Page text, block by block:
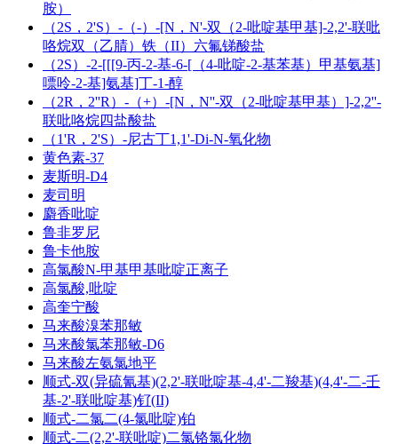
胺）
（2S，2'S）-（-）-[N，N'-双（2-吡啶基甲基]-2,2'-联吡
咯烷双（乙腈）铁（II）六氟锑酸盐
（2S）-2-[[[9-丙-2-基-6-[（4-吡啶-2-基苯基）甲基氨基]
嘌呤-2-基]氨基]丁-1-醇
（2R，2''R）-（+）-[N，N''-双（2-吡啶基甲基）]-2,2''-
联吡咯烷四盐酸盐
（1'R，2'S）-尼古丁1,1'-Di-N-氧化物
黄色素-37
麦斯明-D4
麦司明
麝香吡啶
鲁非罗尼
鲁卡他胺
高氯酸N-甲基甲基吡啶正离子
高氯酸,吡啶
高奎宁酸
马来酸溴苯那敏
马来酸氯苯那敏-D6
马来酸左氨氯地平
顺式-双(异硫氰基)(2,2'-联吡啶基-4,4'-二羧基)(4,4'-二-壬
基-2'-联吡啶基)钌(II)
顺式-二氯二(4-氯吡啶)铂
顺式-二(2,2'-联吡啶)二氯铬氯化物